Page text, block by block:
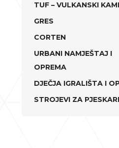
TUF – VULKANSKI
GRES
CORTEN
URBANI NAMJEŠTAJ I
OPREMA
DJEČJA IGRALIŠTA I
STROJEVI ZA